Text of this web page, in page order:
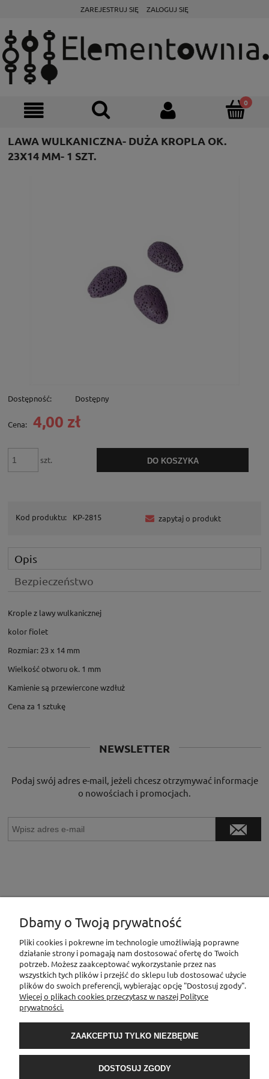
ZAREJESTRUJ SIĘ ZALOGUJ SIĘ
LAWA WULKANICZNA- DUŻA KROPLA OK.
23X14 MM- 1 SZT.
Dostępność: Dostępny
Cena: 4,00 zł
szt. DO KOSZYKA
Kod produktu: KP-2815 zapytaj o produkt
Opis
Bezpieczeństwo
Krople z lawy wulkanicznej
kolor fiolet
Rozmiar: 23 x 14 mm
Wielkość otworu ok. 1 mm
Kamienie są przewiercone wzdłuż
Cena za 1 sztukę
NEWSLETTER
Podaj swój adres e-mail, jeżeli chcesz otrzymywać informacje
o nowościach i promocjach.
INFORMACJE
MOJE KONTO
O NAS
Dbamy o Twoją prywatność
Pliki cookies i pokrewne im technologie umożliwiają poprawne
działanie strony i pomagają nam dostosować ofertę do Twoich
potrzeb. Możesz zaakceptować wykorzystanie przez nas
wszystkich tych plików i przejść do sklepu lub dostosować użycie
plików do swoich preferencji, wybierając opcję "Dostosuj zgody".
Więcej o plikach cookies przeczytasz w naszej Polityce
prywatności.
ZAAKCEPTUJ TYLKO NIEZBĘDNE
DOSTOSUJ ZGODY